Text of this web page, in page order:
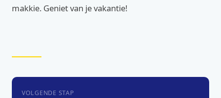
makkie. Geniet van je vakantie!
VOLGENDE STAP